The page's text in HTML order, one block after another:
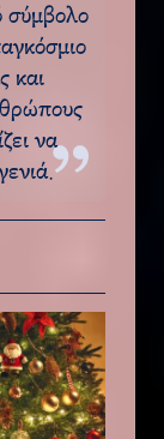
σύμβολο
και
να